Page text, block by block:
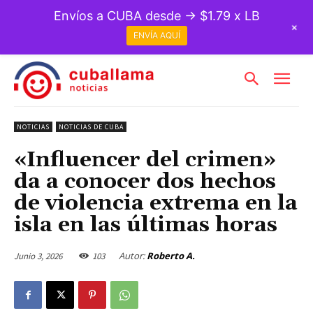
NOTICIAS NOTICIAS DE CUBA
«Influencer del crimen»
da a conocer dos hechos
de violencia extrema en la
isla en las últimas horas
Junio 3, 2026 103 Autor: Roberto A.
Envíos a CUBA desde → $1.79 x LB
ENVÍA AQUÍ
+